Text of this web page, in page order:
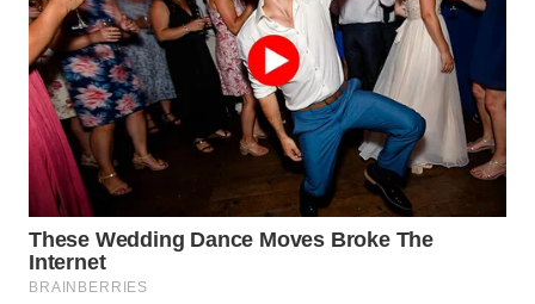
WN
LABUHANBATU
WN
TAPANULI
TENGAH
WN DELI
SERDANG